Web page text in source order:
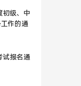
初级、中
作的通
试报名通